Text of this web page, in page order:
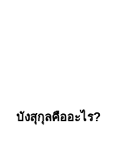
บังสุกุลคืออะไร?